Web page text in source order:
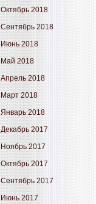
Октябрь 2018
Сентябрь 2018
Июнь 2018
Май 2018
Апрель 2018
Март 2018
Январь 2018
Декабрь 2017
Ноябрь 2017
Октябрь 2017
Сентябрь 2017
Июнь 2017